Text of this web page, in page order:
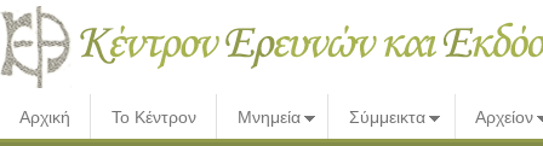
Αρχική Το Κέντρον Μνημεία Σύμμεικτα Αρχείον